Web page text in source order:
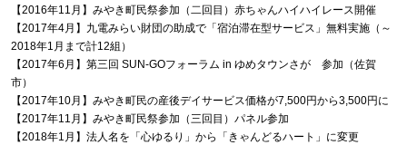
【2016年11月】みやき町民祭参加（二回目）赤ちゃんハイハイレース開催
【2017年4月】九電みらい財団の助成で「宿泊滞在型サービス」無料実施（～
2018年1月まで計12組）
【2017年6月】第三回 SUN-GOフォーラム in ゆめタウンさが 参加（佐賀
市）
【2017年10月】みやき町民の産後デイサービス価格が7,500円から3,500円に
【2017年11月】みやき町民祭参加（三回目）パネル参加
【2018年1月】法人名を「心ゆるり」から「きゃんどるハート」に変更